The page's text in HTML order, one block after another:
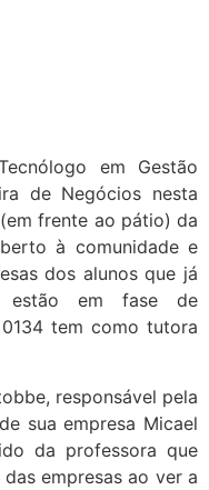
em Gestão
de Negócios nesta
frente ao pátio) da
à comunidade e
dos alunos que já
estão em fase de
tem como tutora
responsável pela
sua empresa Micael
da professora que
empresas ao ver a